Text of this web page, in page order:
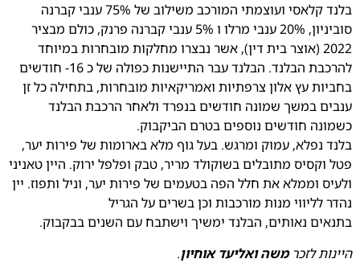
בלנד קלאסי ועוצמתי המורכב משילוב של 75% ענבי קברנה
סוביניון, 20% ענבי מרלו ו 5% ענבי קברנה פרנק, כולם מבציר
2022 (אוצר בית דין), אשר נבצרו מחלקות מובחרות במיוחד
להרכבת הבלנד. הבלנד עבר התיישנות כפולה של כ 16- חודשים
בחביות עץ אלון צרפתיות ואמריקאיות מובחרות, בתחילה כל זן
ענבים במשך שמונה חודשים בנפרד ולאחר הרכבת הבלנד
כשמונה חודשים נוספים בטרם הביקבוק.
בלנד נפלא, עמוק ומרגש. בעל גוף מלא בארומות של פירות יער,
פטל וקסיס מתובלים בשוקולד מריר, טבק ופלפל ירוק. היין טאניני
ולעיס וממלא את חלל הפה בטעמים של פירות יער, וניל ותפוז. יין
נהדר לליווי מנות מורכבות וכן בשרים על הגריל
בתנאים נאותים, הבלנד ימשיך וישתבח עם השנים בבקבוק.
היינות לזכרמשה ואליעד אוחיון.